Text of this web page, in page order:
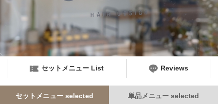
セットメニュー List Reviews
セットメニュー selected 単品メニュー selected